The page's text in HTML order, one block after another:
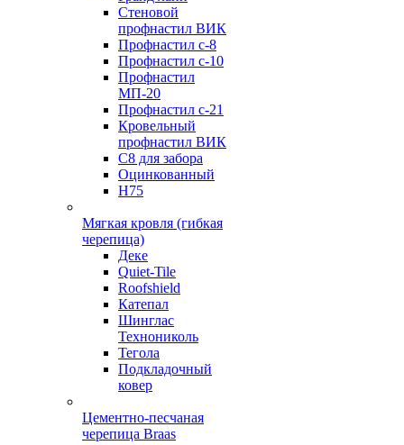
Стеновой
профнастил ВИК
Профнастил с-8
Профнастил с-10
Профнастил
МП-20
Профнастил с-21
Кровельный
профнастил ВИК
С8 для забора
Оцинкованный
Н75
Мягкая кровля (гибкая
черепица)
Деке
Quiet-Tile
Roofshield
Катепал
Шинглас
Технониколь
Тегола
Подкладочный
ковер
Цементно-песчаная
черепица Braas